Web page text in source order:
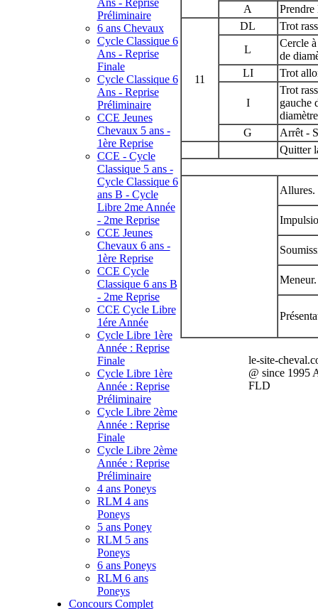
Ans - Reprise
Préliminaire
6 ans Chevaux
Cycle Classique 6
Ans - Reprise
Finale
Cycle Classique 6
Ans - Reprise
Préliminaire
CCE Jeunes
Chevaux 5 ans -
1ère Reprise
CCE - Cycle
Classique 5 ans -
Cycle Classique 6
ans B - Cycle
Libre 2me Année
- 2me Reprise
CCE Jeunes
Chevaux 6 ans -
1ère Reprise
CCE Cycle
Classique 6 ans B
- 2me Reprise
CCE Cycle Libre
1ére Année
Cycle Libre 1ère
Année : Reprise
Finale
Cycle Libre 1ère
Année : Reprise
Préliminaire
Cycle Libre 2ème
Année : Reprise
Finale
Cycle Libre 2ème
Année : Reprise
Préliminaire
4 ans Poneys
RLM 4 ans
Poneys
5 ans Poney
RLM 5 ans
Poneys
6 ans Poneys
RLM 6 ans
Poneys
Concours Complet
A
Prendre
11
DL
Trot
L
Cercle
de
LI
Trot
I
Trot
gauche
G
Arrêt -
Quitter
Allures.
Meneur.
le-site-
@ since 1995
FLD